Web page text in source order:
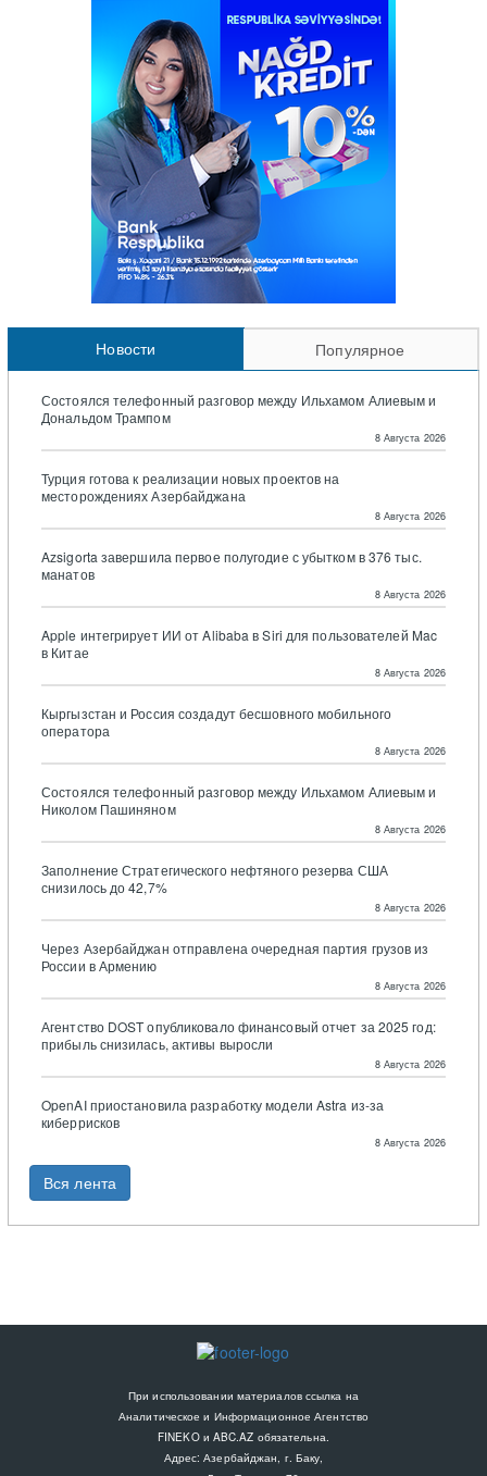
Новости Популярное
Состоялся телефонный разговор между Ильхамом Алиевым и
Дональдом Трампом
8 Августа 2026
Турция готова к реализации новых проектов на
месторождениях Азербайджана
8 Августа 2026
Azsigorta завершила первое полугодие с убытком в 376 тыс.
манатов
8 Августа 2026
Apple интегрирует ИИ от Alibaba в Siri для пользователей Mac
в Китае
8 Августа 2026
Кыргызстан и Россия создадут бесшовного мобильного
оператора
8 Августа 2026
Состоялся телефонный разговор между Ильхамом Алиевым и
Николом Пашиняном
8 Августа 2026
Заполнение Стратегического нефтяного резерва США
снизилось до 42,7%
8 Августа 2026
Через Азербайджан отправлена очередная партия грузов из
России в Армению
8 Августа 2026
Агентство DOST опубликовало финансовый отчет за 2025 год:
прибыль снизилась, активы выросли
8 Августа 2026
OpenAI приостановила разработку модели Astra из-за
киберрисков
8 Августа 2026
Вся лента
При использовании материалов ссылка на
Аналитическое и Информационное Агентство
FINEKO и ABC.AZ обязательна.
Адрес: Азербайджан, г. Баку,